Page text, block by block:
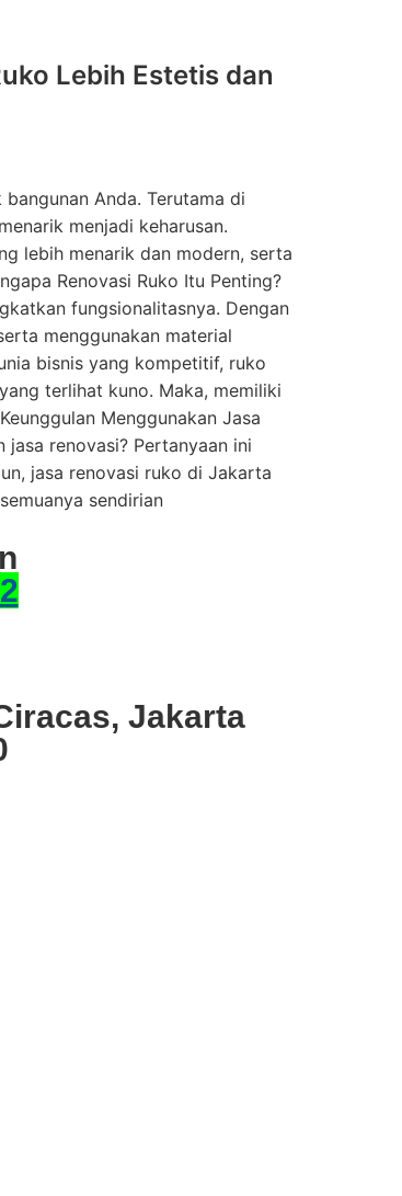
Lebih Estetis dan
Anda. Terutama di
menjadi keharusan.
lebih menarik dan modern, serta
Renovasi Ruko Itu Penting?
fungsionalitasnya. Dengan
menggunakan material
bisnis yang kompetitif, ruko
terlihat kuno. Maka, memiliki
Menggunakan Jasa
jasa renovasi? Pertanyaan ini
jasa renovasi ruko di Jakarta
sendirian
Jakarta